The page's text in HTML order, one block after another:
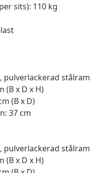
sits): 110 kg
pulverlackerad stålram
(B x D x H)
(B x D)
37 cm
pulverlackerad stålram
(B x D x H)